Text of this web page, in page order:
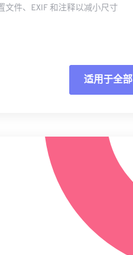
文件、EXIF 和注释以减小尺寸
适用于全部
从预设应用
另存为预设